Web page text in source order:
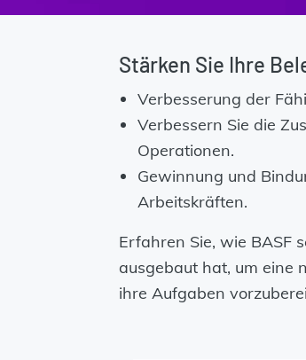
Stärken Sie Ihre
Verbesserung der
Verbessern Sie die
Operationen.
Gewinnung und
Arbeitskräften.
Erfahren Sie, wie BASF
ausgebaut hat, um eine
ihre Aufgaben